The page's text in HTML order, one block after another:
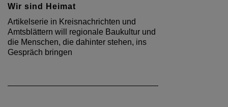
Wir sind Heimat
Artikelserie in Kreisnachrichten und
Amtsblättern will regionale Baukultur und
die Menschen, die dahinter stehen, ins
Gespräch bringen